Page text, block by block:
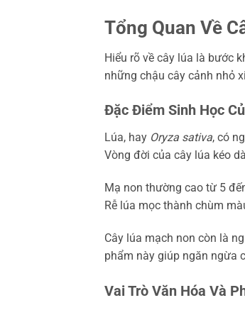
Tổng Quan Về
Hiểu rõ về cây lúa là bước
những chậu cây cảnh nhỏ
Đặc Điểm Sinh Học
Lúa, hay Oryza sativa, có
Vòng đời của cây lúa kéo
Mạ non thường cao từ 5
Rễ lúa mọc thành chùm
Cây lúa mạch non còn là
phẩm này giúp ngăn ngừa
Vai Trò Văn Hóa Và